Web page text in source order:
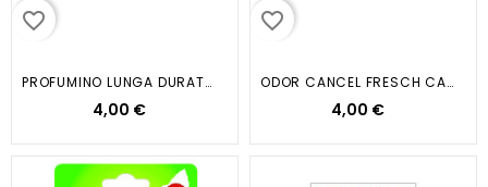
favorite_border
PROFUMINO LUNGA DURATA...
4,00 €
favorite_border
ODOR CANCEL FRESCH CAR BLISTER
4,00 €